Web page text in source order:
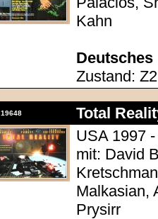
Kahn
Deutsches
Zustand:
19648
Total
USA 1997
mit: David
Malkasian,
Prysirr